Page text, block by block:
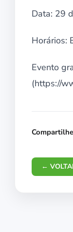
Data: 29
Horários:
Evento
(https://
←